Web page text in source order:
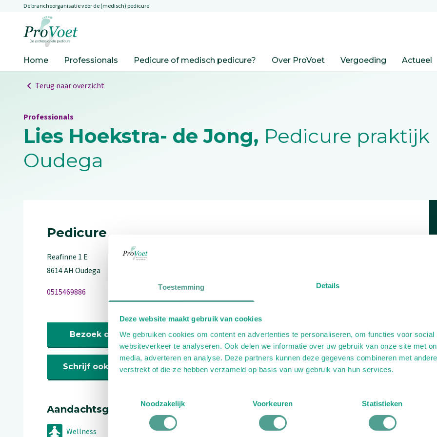
Toestemming Details
Deze website maakt gebruik van cookies
We gebruiken cookies om content en advertenties te personaliseren, om functies voor social
websiteverkeer te analyseren. Ook delen we informatie over uw gebruik van onze site met
media, adverteren en analyse. Deze partners kunnen deze gegevens combineren met
verstrekt of die ze hebben verzameld op basis van uw gebruik van hun services.
Noodzakelijk
Voorkeuren Statistieken
Overslaan en naar de inhoud gaan
De brancheorganisatie voor de (medisch) pedicure
Home Professionals Pedicure of medisch pedicure? Over ProVoet Vergoeding Actueel
Terug naar overzicht
Professionals
Lies Hoekstra- de Jong, Pedicure praktijk
Oudega
Pedicure
Reafinne 1 E
8614 AH Oudega
0515469886
Bezoek de website
Schrijf ook een review
Aandachtsgebieden
Wellness